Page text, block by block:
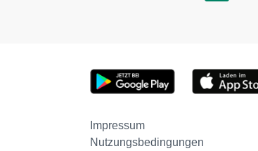
Impressum
Nutzungsbedingungen